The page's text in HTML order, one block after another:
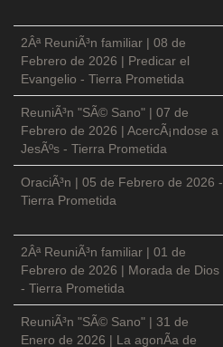
2Âª ReuniÃ³n familiar | 08 de
Febrero de 2026 | Predicar el
Evangelio - Tierra Prometida
ReuniÃ³n "SÃ© Sano" | 07 de
Febrero de 2026 | AcercÃ¡ndose a
JesÃºs - Tierra Prometida
OraciÃ³n | 05 de Febrero de 2026 -
Tierra Prometida
2Âª ReuniÃ³n familiar | 01 de
Febrero de 2026 | Morada de Dios
- Tierra Prometida
ReuniÃ³n "SÃ© Sano" | 31 de
Enero de 2026 | La agonÃ­a de